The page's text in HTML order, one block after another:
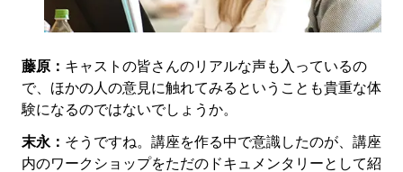
藤原： キャストの皆さんのリアルな声も入っているの
で、ほかの人の意見に触れてみるということも貴重な体
験になるのではないでしょうか。
末永： そうですね。講座を作る中で意識したのが、講座
内のワークショップをただのドキュメンタリーとして紹